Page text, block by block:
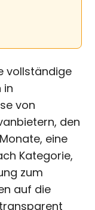
vollständige
in
von
den
eine
Kategorie,
zum
auf die